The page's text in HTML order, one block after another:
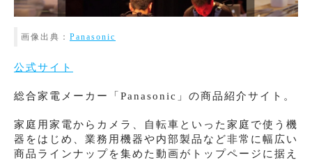
画像出典： Panasonic
公式サイト
総合家電メーカー「Panasonic」の商品紹介サイト。
家庭用家電からカメラ、自転車といった家庭で使う機
器をはじめ、業務用機器や内部製品など非常に幅広い
商品ラインナップを集めた動画がトップページに据え